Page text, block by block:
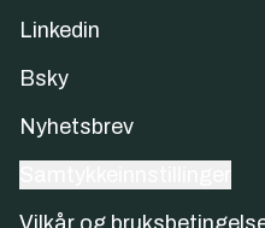
Linkedin
Bsky
Nyhetsbrev
Vilkår og